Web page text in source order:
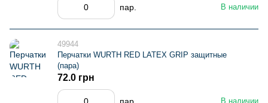
В наличии
пар.
49944
Перчатки WURTH RED LATEX GRIP защитные
(пара)
В наличии
72.0 грн